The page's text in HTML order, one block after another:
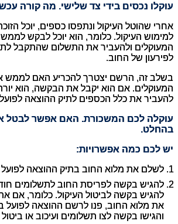
עוקלו נכסים בידי צד שלישי. מה קורה
אחרי שהוטל העיקול ונתפסו כספים, יוכל
למימוש העיקול. כלומר, הוא יוכל לבקש
המעוקלים ולהעביר את התשלום שהתקבל
לפירעון של החוב.
בשלב זה, הרשם יצטרך להכריע האם לממש
המעוקלים. אם הוא יקבל את הבקשה, הוא
להעביר את כלל הכספים לתיק ההוצאה לפועל.
עוקלה לכם המשכורת. האם אפשר לבטל
בהחלט.
יש לכם כמה אפשרויות:
לשלם את מלוא החוב בתיק ההוצאה לפועל
להגיש בקשה לפריסת החוב לתשלומים
להגיש בקשה לביטול העיקול. כלומר, אם
את מלוא החוב, פנו לרשם ההוצאה לפועל
והגישו בקשה לצו תשלומים ועיכוב או ביטול